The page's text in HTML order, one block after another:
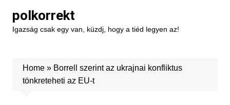
content
polkorrekt
Igazság csak egy van, küzdj, hogy a tiéd legyen az!
Home» Borrell szerint az ukrajnai konfliktus
tönkreteheti az EU-t